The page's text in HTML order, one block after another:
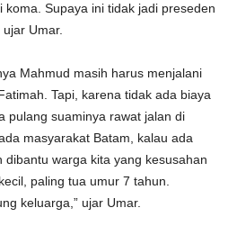
Supaya ini tidak jadi preseden
Umar.
Mahmud masih harus menjalani
Tapi, karena tidak ada biaya
pulang suaminya rawat jalan di
masyarakat Batam, kalau ada
dibantu warga kita yang kesusahan
paling tua umur 7 tahun.
keluarga,” ujar Umar.